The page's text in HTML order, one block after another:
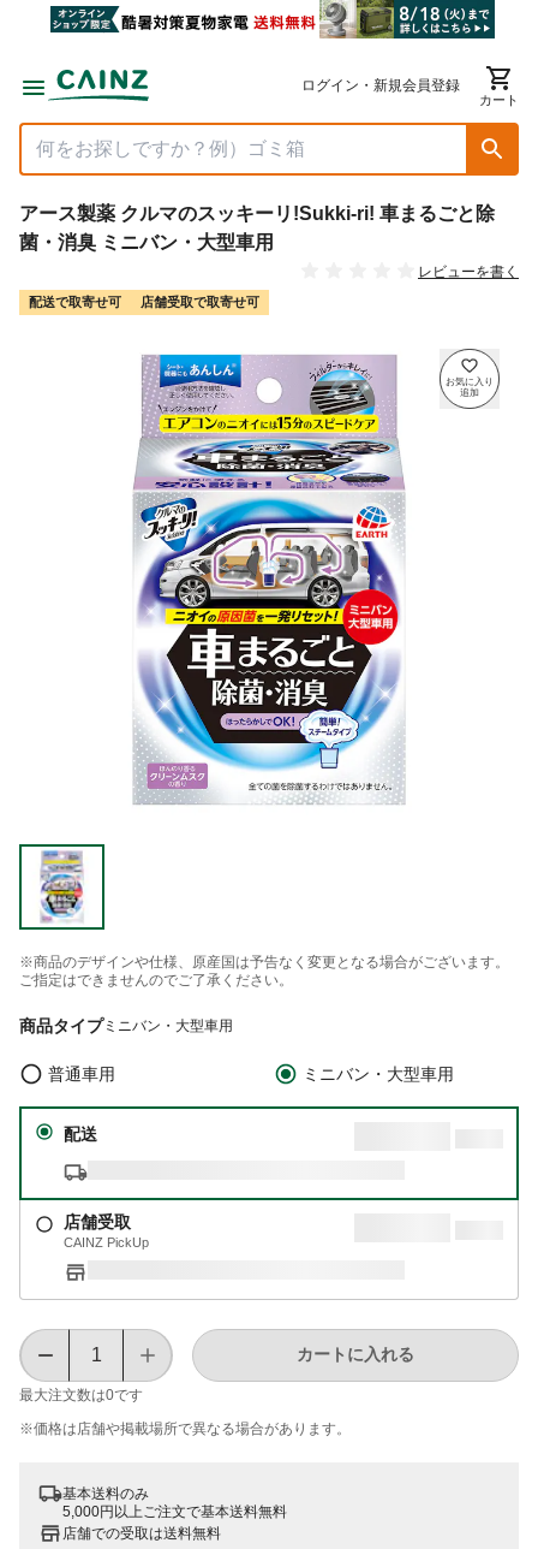
ログイン・新規会員登録
カート
アース製薬 クルマのスッキーリ!Sukki-ri! 車まるごと除
菌・消臭 ミニバン・大型車用
レビューを書く
配送で取寄せ可 店舗受取で取寄せ可
※商品のデザインや仕様、原産国は予告なく変更となる場合がございます。
ご指定はできませんのでご了承ください。
商品タイプミニバン・大型車用
普通車用 ミニバン・大型車用
配送
店舗受取
CAINZ PickUp
最大注文数は0です
カートに入れる
※価格は​店舗や​掲載場所で​異なる​場合が​あります。
基本送料のみ
5,000円以上ご注文で基本送料無料
店舗での受取は送料無料